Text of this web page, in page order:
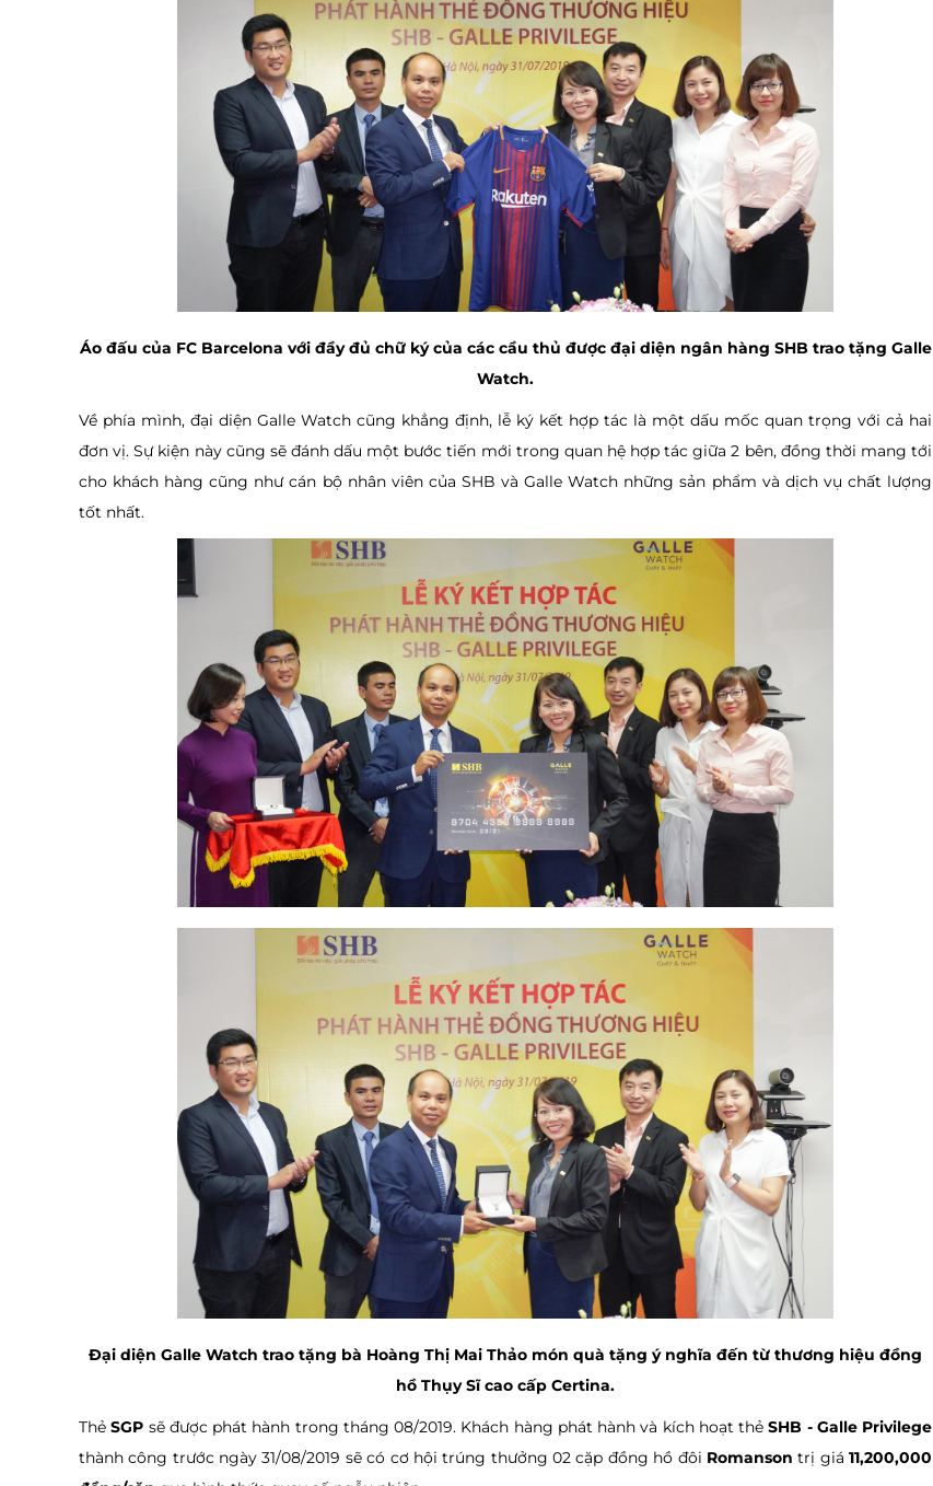
Áo đấu của FC Barcelona với đầy đủ chữ ký của các cầu thủ được đại diện ngân hàng SHB trao tặng Galle
Watch.
Về phía mình, đại diện Galle Watch cũng khẳng định, lễ ký kết hợp tác là một dấu mốc quan trọng với cả hai
đơn vị. Sự kiện này cũng sẽ đánh dấu một bước tiến mới trong quan hệ hợp tác giữa 2 bên, đồng thời mang tới
cho khách hàng cũng như cán bộ nhân viên của SHB và Galle Watch những sản phẩm và dịch vụ chất lượng
tốt nhất.
Đại diện Galle Watch trao tặng bà Hoàng Thị Mai Thảo món quà tặng ý nghĩa đến từ thương hiệu đồng
hồ Thụy Sĩ cao cấp Certina.
ThẻSGP sẽ được phát hành trong tháng 08/2019. Khách hàng phát hành và kích hoạt thẻSHB - Galle Privilege
thành công trước ngày 31/08/2019 sẽ có cơ hội trúng thưởng 02 cặp đồng hồ đôi Romanson trị giá11,200,000